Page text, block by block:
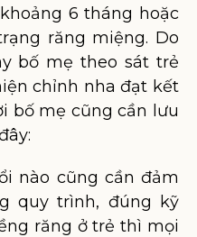
6 tháng hoặc
răng miệng. Do
bố mẹ theo sát trẻ
chỉnh nha đạt kết
bố mẹ cũng cần lưu
nào cũng cần đảm
quy trình, đúng kỹ
răng ở trẻ thì mọi